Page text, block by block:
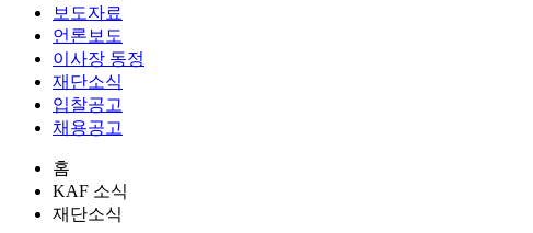
보도자료
언론보도
이사장 동정
재단소식
입찰공고
채용공고
홈
KAF 소식
재단소식